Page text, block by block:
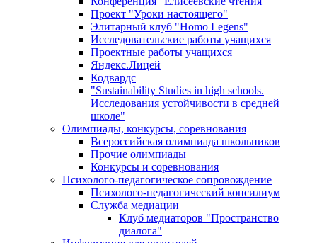
Проект "Уроки настоящего"
Элитарный клуб "Homo Legens"
Исследовательские работы учащихся
Проектные работы учащихся
Яндекс.Лицей
Кодвардс
"Sustainability Studies in high schools.
Исследования устойчивости в средней
школе"
Олимпиады, конкурсы, соревнования
Всероссийская олимпиада школьников
Прочие олимпиады
Конкурсы и соревнования
Психолого-педагогическое сопровождение
Психолого-педагогический консилиум
Служба медиации
Клуб медиаторов "Пространство
диалога"